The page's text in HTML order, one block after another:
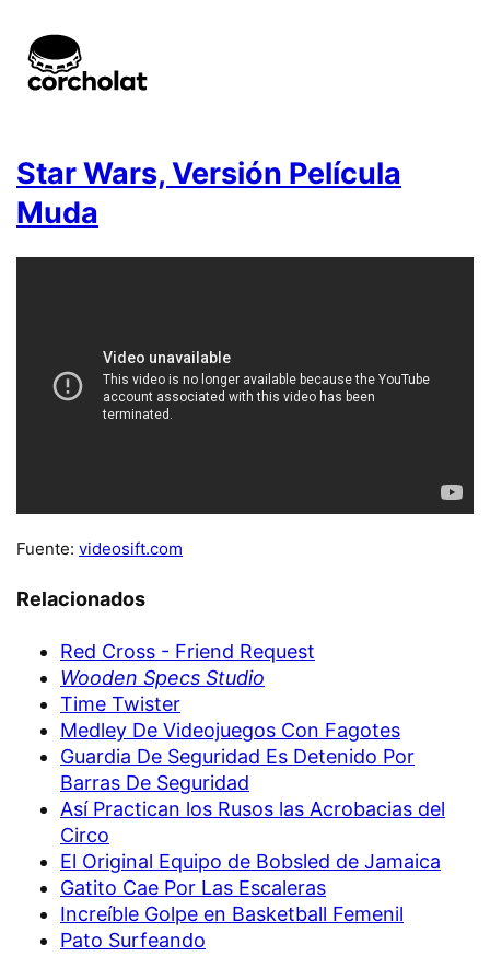
Star Wars, Versión Película
Muda
Fuente: videosift.com
Relacionados
Red Cross - Friend Request
Wooden Specs Studio
Time Twister
Medley De Videojuegos Con Fagotes
Guardia De Seguridad Es Detenido Por
Barras De Seguridad
Así Practican los Rusos las Acrobacias del
Circo
El Original Equipo de Bobsled de Jamaica
Gatito Cae Por Las Escaleras
Increíble Golpe en Basketball Femenil
Pato Surfeando